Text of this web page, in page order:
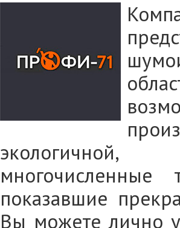
экологичной,
показавшие
Вы можете лично